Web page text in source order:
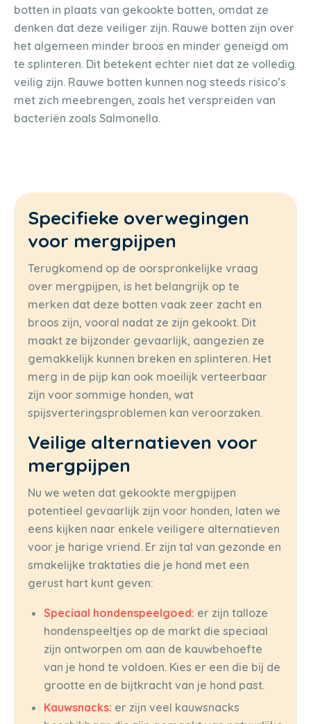
botten in plaats van gekookte botten, omdat ze
denken dat deze veiliger zijn. Rauwe botten zijn over
het algemeen minder broos en minder geneigd om
te splinteren. Dit betekent echter niet dat ze volledig
veilig zijn. Rauwe botten kunnen nog steeds risico’s
met zich meebrengen, zoals het verspreiden van
bacteriën zoals Salmonella.
Specifieke overwegingen
voor mergpijpen
Terugkomend op de oorspronkelijke vraag
over mergpijpen, is het belangrijk op te
merken dat deze botten vaak zeer zacht en
broos zijn, vooral nadat ze zijn gekookt. Dit
maakt ze bijzonder gevaarlijk, aangezien ze
gemakkelijk kunnen breken en splinteren. Het
merg in de pijp kan ook moeilijk verteerbaar
zijn voor sommige honden, wat
spijsverteringsproblemen kan veroorzaken.
Veilige alternatieven voor
mergpijpen
Nu we weten dat gekookte mergpijpen
potentieel gevaarlijk zijn voor honden, laten we
eens kijken naar enkele veiligere alternatieven
voor je harige vriend. Er zijn tal van gezonde en
smakelijke traktaties die je hond met een
gerust hart kunt geven:
Speciaal hondenspeelgoed: er zijn talloze
hondenspeeltjes op de markt die speciaal
zijn ontworpen om aan de kauwbehoefte
van je hond te voldoen. Kies er een die bij de
grootte en de bijtkracht van je hond past.
Kauwsnacks: er zijn veel kauwsnacks